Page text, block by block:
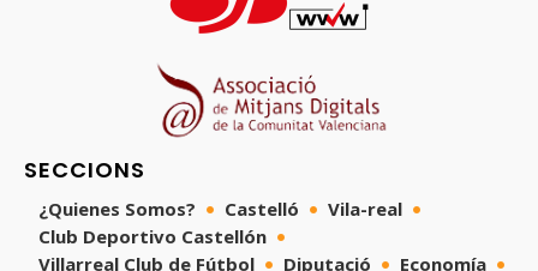
SECCIONS
¿Quienes Somos? Castelló
Vila-real
Club Deportivo Castellón
Villarreal Club de Fútbol
Diputació
Economía